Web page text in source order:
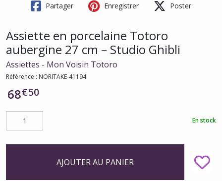
Partager Enregistrer Poster
Assiette en porcelaine Totoro
aubergine 27 cm – Studio Ghibli
Assiettes - Mon Voisin Totoro
Référence : NORITAKE-41194
68€50
En stock
AJOUTER AU PANIER